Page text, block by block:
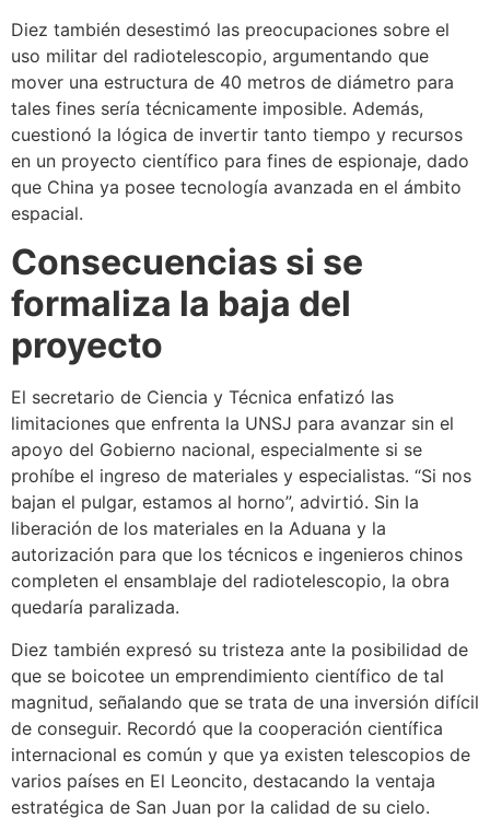
Diez también desestimó las preocupaciones sobre el
uso militar del radiotelescopio, argumentando que
mover una estructura de 40 metros de diámetro para
tales fines sería técnicamente imposible. Además,
cuestionó la lógica de invertir tanto tiempo y recursos
en un proyecto científico para fines de espionaje, dado
que China ya posee tecnología avanzada en el ámbito
espacial.
Consecuencias si se
formaliza la baja del
proyecto
El secretario de Ciencia y Técnica enfatizó las
limitaciones que enfrenta la UNSJ para avanzar sin el
apoyo del Gobierno nacional, especialmente si se
prohíbe el ingreso de materiales y especialistas. “Si nos
bajan el pulgar, estamos al horno”, advirtió. Sin la
liberación de los materiales en la Aduana y la
autorización para que los técnicos e ingenieros chinos
completen el ensamblaje del radiotelescopio, la obra
quedaría paralizada.
Diez también expresó su tristeza ante la posibilidad de
que se boicotee un emprendimiento científico de tal
magnitud, señalando que se trata de una inversión difícil
de conseguir. Recordó que la cooperación científica
internacional es común y que ya existen telescopios de
varios países en El Leoncito, destacando la ventaja
estratégica de San Juan por la calidad de su cielo.